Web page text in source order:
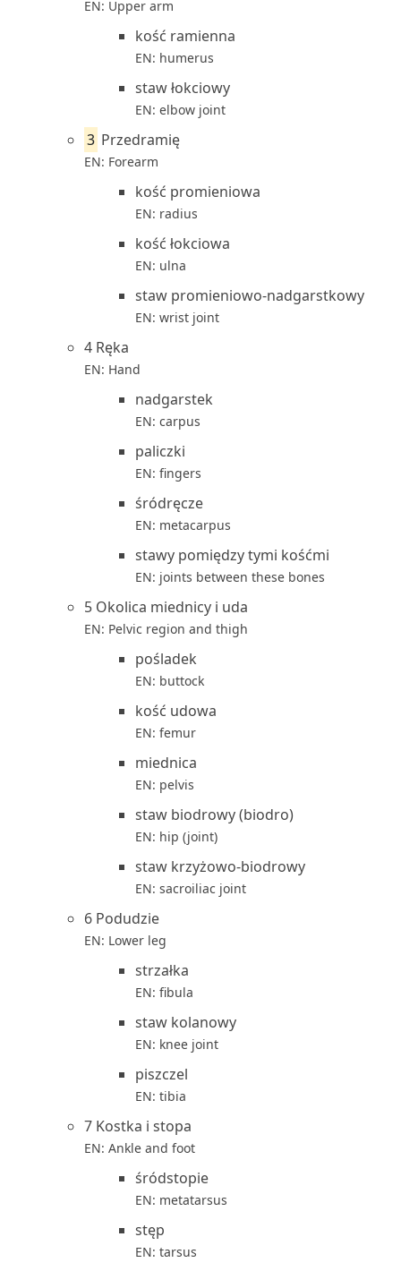
EN: Upper arm
kość ramienna
EN: humerus
staw łokciowy
EN: elbow joint
3 Przedramię
EN: Forearm
kość promieniowa
EN: radius
kość łokciowa
EN: ulna
staw promieniowo-nadgarstkowy
EN: wrist joint
4 Ręka
EN: Hand
nadgarstek
EN: carpus
paliczki
EN: fingers
śródręcze
EN: metacarpus
stawy pomiędzy tymi kośćmi
EN: joints between these bones
5 Okolica miednicy i uda
EN: Pelvic region and thigh
pośladek
EN: buttock
kość udowa
EN: femur
miednica
EN: pelvis
staw biodrowy (biodro)
EN: hip (joint)
staw krzyżowo-biodrowy
EN: sacroiliac joint
6 Podudzie
EN: Lower leg
strzałka
EN: fibula
staw kolanowy
EN: knee joint
piszczel
EN: tibia
7 Kostka i stopa
EN: Ankle and foot
śródstopie
EN: metatarsus
stęp
EN: tarsus